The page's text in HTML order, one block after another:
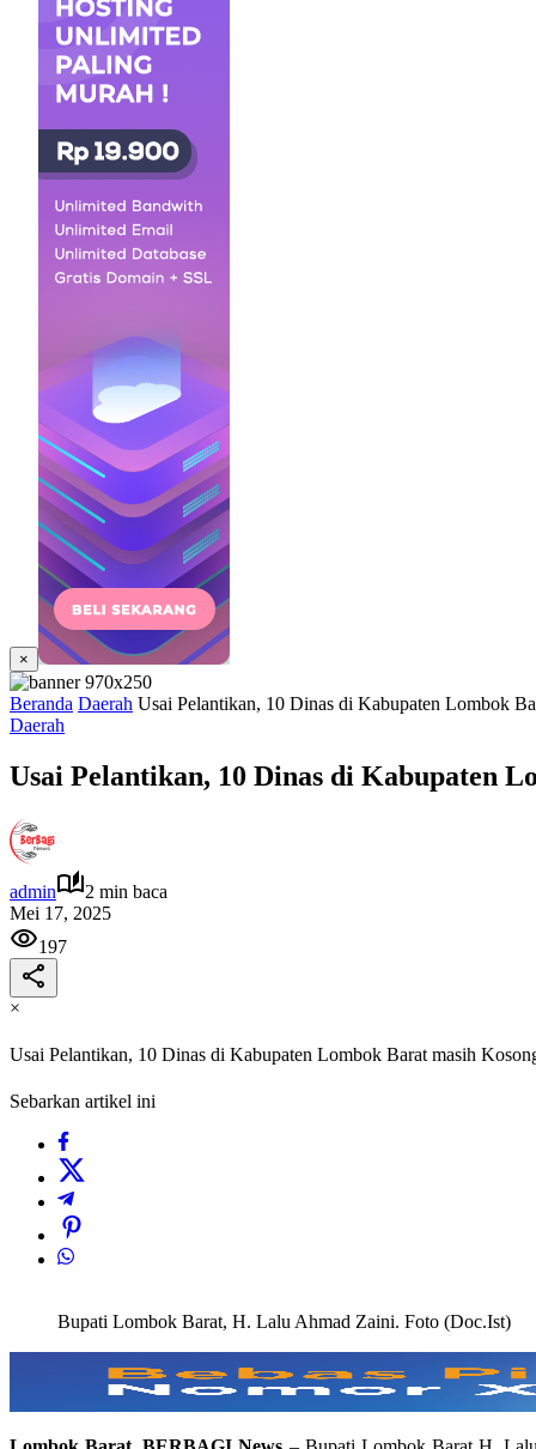
×
Beranda Daerah Usai Pelantikan, 10 Dinas di Kabupaten Lombok
Daerah
Usai Pelantikan, 10 Dinas di Kabupaten
admin
2 min baca
Mei 17, 2025
197
×
Usai Pelantikan, 10 Dinas di Kabupaten Lombok Barat masih
Sebarkan artikel ini
Bupati Lombok Barat, H. Lalu Ahmad Zaini. Foto (Doc.Ist)